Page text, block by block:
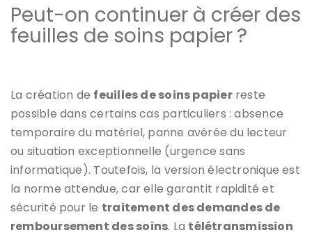
Peut-on continuer à créer des
feuilles de soins papier ?
La création de feuilles de soins papierreste
possible dans certains cas particuliers : absence
temporaire du matériel, panne avérée du lecteur
ou situation exceptionnelle (urgence sans
informatique). Toutefois, la version électronique est
la norme attendue, car elle garantit rapidité et
sécurité pour le traitement des demandes de
remboursement des soins. La télétransmission